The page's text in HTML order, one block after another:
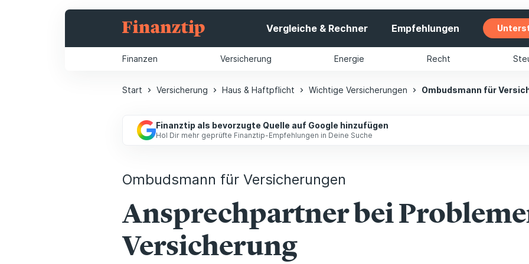
Vergleiche & Rechner Empfehlungen
Finanzen Versicherung Energie Recht
Start Versicherung Haus & Haftpflicht Wichtige Versicherungen Ombudsmann für
Finanztip als bevorzugte Quelle auf Google hinzufügen
Hol Dir mehr geprüfte Finanztip-Empfehlungen in Deine Suche
Ombudsmann für Versicherungen
Ansprechpartner bei
Versicherung